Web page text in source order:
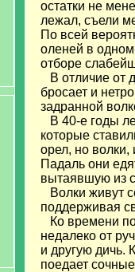
остатки не
лежал, съели
По всей
оленей в
отборе
В отличие от
бросает и
задранной
В 40-е годы
которые
орел, но
Падаль они
вытаявшую из
Волки живут
поддерживая
Ко времени
недалеко от
и другую дичь.
поедает